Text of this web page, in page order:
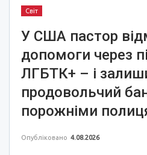
Світ
У США пастор
допомоги через
ЛГБТК+ – і
продовольчий
порожніми
Опубліковано 4.08.2026